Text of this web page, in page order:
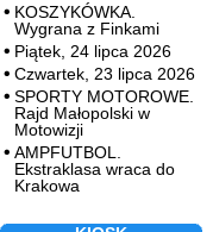
KOSZYKÓWKA.
Wygrana z Finkami
Piątek, 24 lipca 2026
Czwartek, 23 lipca 2026
SPORTY MOTOROWE.
Rajd Małopolski w
Motowizji
AMPFUTBOL.
Ekstraklasa wraca do
Krakowa